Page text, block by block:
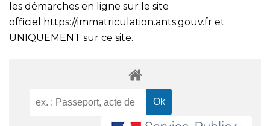
les démarches en ligne sur le site
officiel
https://immatriculation.ants.gouv.fr et
UNIQUEMENT sur ce site.